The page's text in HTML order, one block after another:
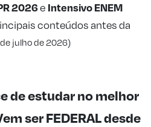
2026e Intensivo ENEM
conteúdos antes da
julho de 2026)
de estudar no melhor
ser FEDERAL desde